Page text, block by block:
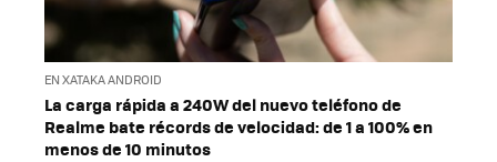
EN XATAKA ANDROID
La carga rápida a 240W del nuevo teléfono de
Realme bate récords de velocidad: de 1 a 100% en
menos de 10 minutos